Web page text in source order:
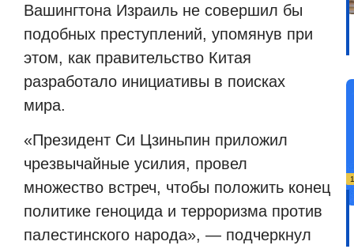
Вашингтона Израиль не совершил бы
подобных преступлений, упомянув при
этом, как правительство Китая
разработало инициативы в поисках
мира.
«Президент Си Цзиньпин приложил
чрезвычайные усилия, провел
множество встреч, чтобы положить конец
политике геноцида и терроризма против
палестинского народа», — подчеркнул